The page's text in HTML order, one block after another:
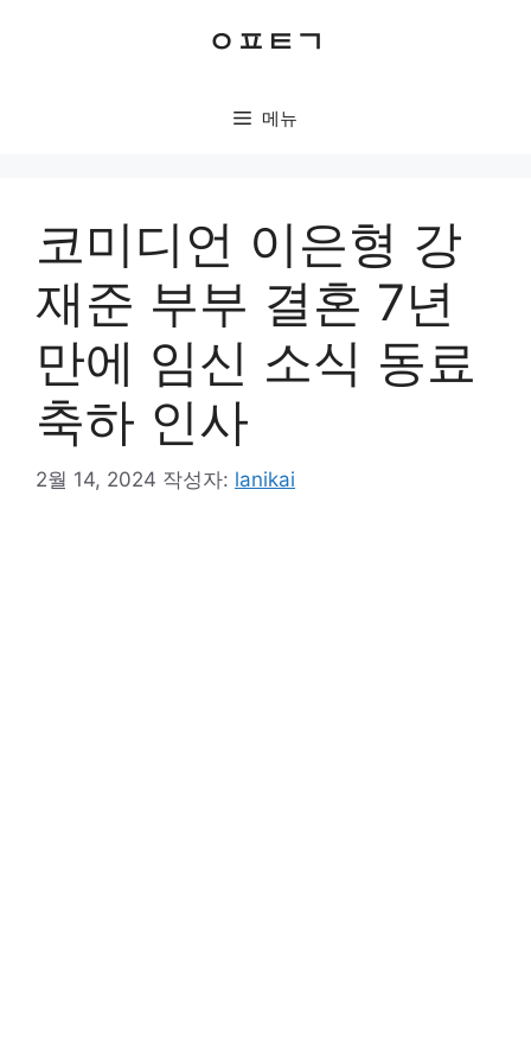
ㅇㅍㅌㄱ
메뉴
코미디언 이은형 강
재준 부부 결혼 7년
만에 임신 소식 동료
축하 인사
2월 14, 2024 작성자: lanikai